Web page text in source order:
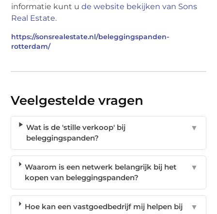
informatie kunt ude website bekijken van Sons
Real Estate.
https://sonsrealestate.nl/beleggingspanden-
rotterdam/
Veelgestelde vragen
Wat is de 'stille verkoop' bij
beleggingspanden?
▼
Waarom is een netwerk belangrijk bij het
kopen van beleggingspanden?
▼
Hoe kan een vastgoedbedrijf mij helpen bij
▼